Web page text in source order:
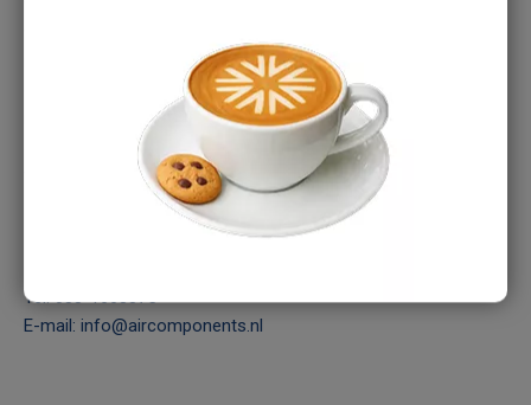
invertertechnologie levert het systeem stabiele prestaties met
een laag verbruik. De Navistem 400S-regeling maakt het
mogelijk het systeem nauwkeurig aan te sturen, ook op
afstand via Cozytouch. Het systeem is geschikt voor
verwarming en warm tapwater, met optionele koelmodule.
Heb je een vraag over dit product?
Tel:088-1668375
E-mail: info@aircomponents.nl